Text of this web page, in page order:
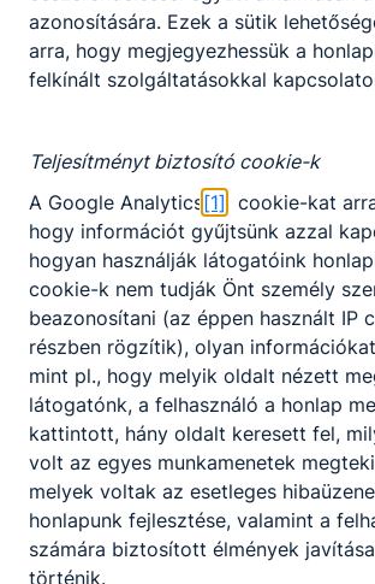
Szervezeti és Működési
Szabályzat
Megnyitás
Partnereink
azonosítására. Ezek a sütik
arra, hogy megjegyezhessük a
felkínált szolgáltatásokkal
Teljesítményt biztosító cookie-k
A Google Analytics [1] cookie-kat
hogy információt gyűjtsünk azzal
hogyan használják látogatóink
cookie-k nem tudják Önt személy
beazonosítani (az éppen használt IP
részben rögzítik), olyan
mint pl., hogy melyik oldalt nézett
látogatónk, a felhasználó a honlap
kattintott, hány oldalt keresett fel,
volt az egyes munkamenetek
melyek voltak az esetleges
honlapunk fejlesztése, valamint a
számára biztosított élmények
történik.